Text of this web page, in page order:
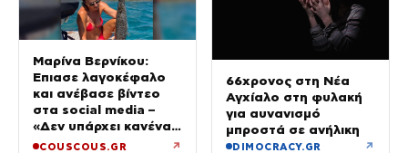
Μαρίνα Βερνίκου:
Έπιασε λαγοκέφαλο
και ανέβασε βίντεο
στα social media –
«Δεν υπάρχει κανένας
λόγος να φοβόμαστε»
COUSCOUS.GR ↗
66χρονος στη Νέα
Αγχίαλο στη φυλακή
για αυνανισμό
μπροστά σε ανήλικη
DIMOCRACY.GR ↗